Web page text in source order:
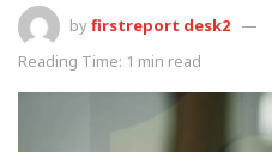
byfirstreport desk2
Reading Time: 1 min read